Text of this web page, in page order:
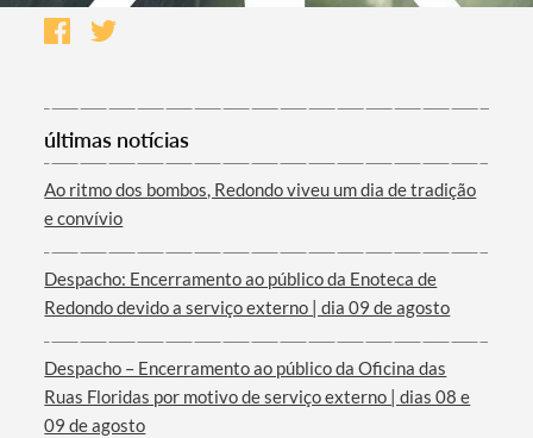
Termo de Pesquisa
últimas notícias
Ao ritmo dos bombos, Redondo viveu um dia de tradição
e convívio
Despacho: Encerramento ao público da Enoteca de
Redondo devido a serviço externo | dia 09 de agosto
Despacho – Encerramento ao público da Oficina das
Ruas Floridas por motivo de serviço externo | dias 08 e
09 de agosto